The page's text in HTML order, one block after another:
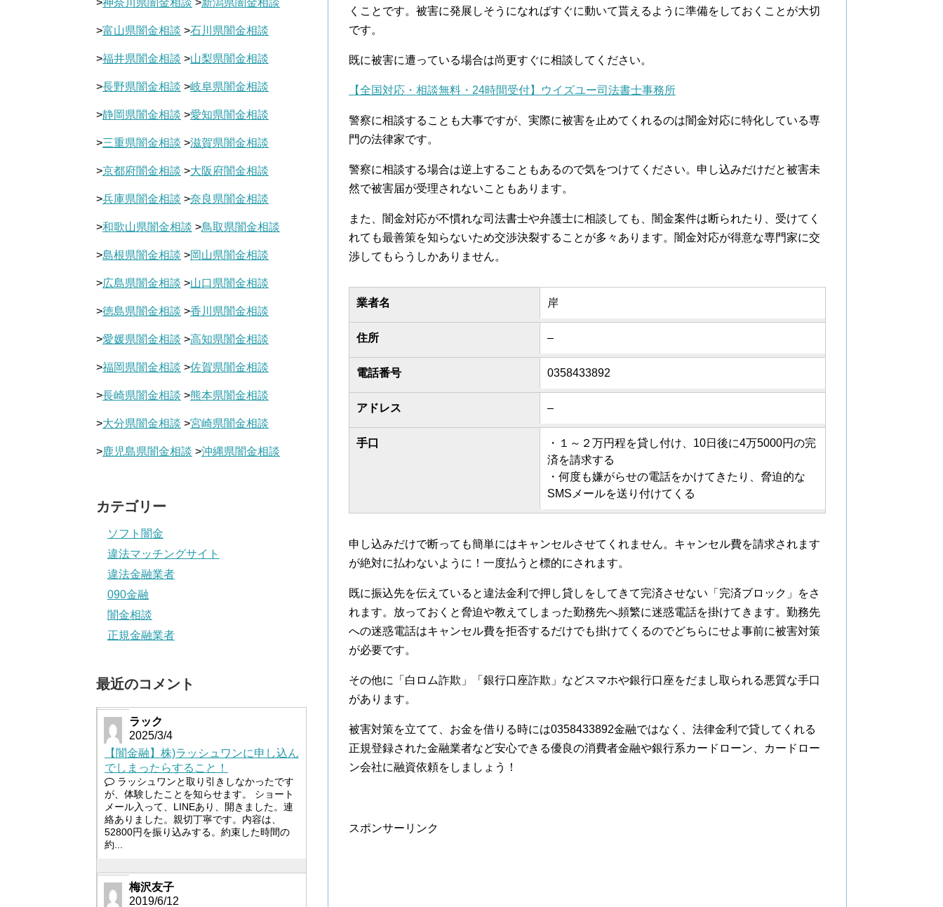
くことです。被害に発展しそうになればすぐに動いて貰えるように準備をしておくことが大切
です。
既に被害に遭っている場合は尚更すぐに相談してください。
【全国対応・相談無料・24時間受付】ウイズユー司法書士事務所
警察に相談することも大事ですが、実際に被害を止めてくれるのは闇金対応に特化している専
門の法律家です。
警察に相談する場合は逆上することもあるので気をつけてください。申し込みだけだと被害未
然で被害届が受理されないこともあります。
また、闇金対応が不慣れな司法書士や弁護士に相談しても、闇金案件は断られたり、受けてく
れても最善策を知らないため交渉決裂することが多々あります。闇金対応が得意な専門家に交
渉してもらうしかありません。
業者名 岸
住所 –
電話番号 0358433892
アドレス –
手口
・１～２万円程を貸し付け、10日後に4万5000円の完
済を請求する
・何度も嫌がらせの電話をかけてきたり、脅迫的な
SMSメールを送り付けてくる
申し込みだけで断っても簡単にはキャンセルさせてくれません。キャンセル費を請求されます
が絶対に払わないように！一度払うと標的にされます。
既に振込先を伝えていると違法金利で押し貸しをしてきて完済させない「完済ブロック」をさ
れます。放っておくと脅迫や教えてしまった勤務先へ頻繁に迷惑電話を掛けてきます。勤務先
への迷惑電話はキャンセル費を拒否するだけでも掛けてくるのでどちらにせよ事前に被害対策
が必要です。
その他に「白ロム詐欺」「銀行口座詐欺」などスマホや銀行口座をだまし取られる悪質な手口
があります。
被害対策を立てて、お金を借りる時には0358433892金融ではなく、法律金利で貸してくれる
正規登録された金融業者など安心できる優良の消費者金融や銀行系カードローン、カードロー
ン会社に融資依頼をしましょう！
スポンサーリンク
>神奈川県闇金相談 >新潟県闇金相談
>富山県闇金相談 >石川県闇金相談
>福井県闇金相談 >山梨県闇金相談
>長野県闇金相談 >岐阜県闇金相談
>静岡県闇金相談 >愛知県闇金相談
>三重県闇金相談 >滋賀県闇金相談
>京都府闇金相談 >大阪府闇金相談
>兵庫県闇金相談 >奈良県闇金相談
>和歌山県闇金相談 >鳥取県闇金相談
>島根県闇金相談 >岡山県闇金相談
>広島県闇金相談 >山口県闇金相談
>徳島県闇金相談 >香川県闇金相談
>愛媛県闇金相談 >高知県闇金相談
>福岡県闇金相談 >佐賀県闇金相談
>長崎県闇金相談 >熊本県闇金相談
>大分県闇金相談 >宮崎県闇金相談
>鹿児島県闇金相談 >沖縄県闇金相談
カテゴリー
ソフト闇金
違法マッチングサイト
違法金融業者
090金融
闇金相談
正規金融業者
最近のコメント
ラック
2025/3/4
【闇金融】株)ラッシュワンに申し込ん
でしまったらすること！
ラッシュワンと取り引きしなかったです
が、体験したことを知らせます。 ショート
メール入って、LINEあり、開きました。連
絡ありました。親切丁寧です。内容は、
52800円を振り込みする。約束した時間の
約...
梅沢友子
2019/6/12